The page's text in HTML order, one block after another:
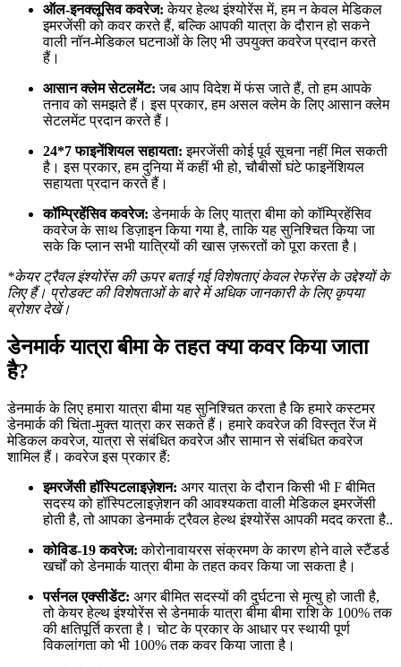
ऑल-इनक्लूसिव कवरेज: केयर हेल्थ इंश्योरेंस में, हम न केवल मेडिकल
इमरजेंसी को कवर करते हैं, बल्कि आपकी यात्रा के दौरान हो सकने
वाली नॉन-मेडिकल घटनाओं के लिए भी उपयुक्त कवरेज प्रदान करते
हैं।
आसान क्लेम सेटलमेंट: जब आप विदेश में फंस जाते हैं, तो हम आपके
तनाव को समझते हैं। इस प्रकार, हम असल क्लेम के लिए आसान क्लेम
सेटलमेंट प्रदान करते हैं।
24*7 फाइनेंशियल सहायता: इमरजेंसी कोई पूर्व सूचना नहीं मिल सकती
है। इस प्रकार, हम दुनिया में कहीं भी हो, चौबीसों घंटे फाइनेंशियल
सहायता प्रदान करते हैं।
कॉम्प्रिहेंसिव कवरेज: डेनमार्क के लिए यात्रा बीमा को कॉम्प्रिहेंसिव
कवरेज के साथ डिज़ाइन किया गया है, ताकि यह सुनिश्चित किया जा
सके कि प्लान सभी यात्रियों की खास ज़रूरतों को पूरा करता है।
*केयर ट्रैवल इंश्योरेंस की ऊपर बताई गई विशेषताएं केवल रेफरेंस के उद्देश्यों के
लिए हैं। प्रोडक्ट की विशेषताओं के बारे में अधिक जानकारी के लिए कृपया
ब्रोशर देखें।
डेनमार्क यात्रा बीमा के तहत क्या कवर किया जाता
है?
डेनमार्क के लिए हमारा यात्रा बीमा यह सुनिश्चित करता है कि हमारे कस्टमर
डेनमार्क की चिंता-मुक्त यात्रा कर सकते हैं। हमारे कवरेज की विस्तृत रेंज में
मेडिकल कवरेज, यात्रा से संबंधित कवरेज और सामान से संबंधित कवरेज
शामिल हैं। कवरेज इस प्रकार हैं:
इमरजेंसी हॉस्पिटलाइज़ेशन: अगर यात्रा के दौरान किसी भी F बीमित
सदस्य को हॉस्पिटलाइज़ेशन की आवश्यकता वाली मेडिकल इमरजेंसी
होती है, तो आपका डेनमार्क ट्रैवल हेल्थ इंश्योरेंस आपकी मदद करता है..
कोविड-19 कवरेज: कोरोनावायरस संक्रमण के कारण होने वाले स्टैंडर्ड
खर्चों को डेनमार्क यात्रा बीमा के तहत कवर किया जा सकता है।
पर्सनल एक्सीडेंट: अगर बीमित सदस्यों की दुर्घटना से मृत्यु हो जाती है,
तो केयर हेल्थ इंश्योरेंस से डेनमार्क यात्रा बीमा बीमा राशि के 100% तक
की क्षतिपूर्ति करता है। चोट के प्रकार के आधार पर स्थायी पूर्ण
विकलांगता को भी 100% तक कवर किया जाता है।